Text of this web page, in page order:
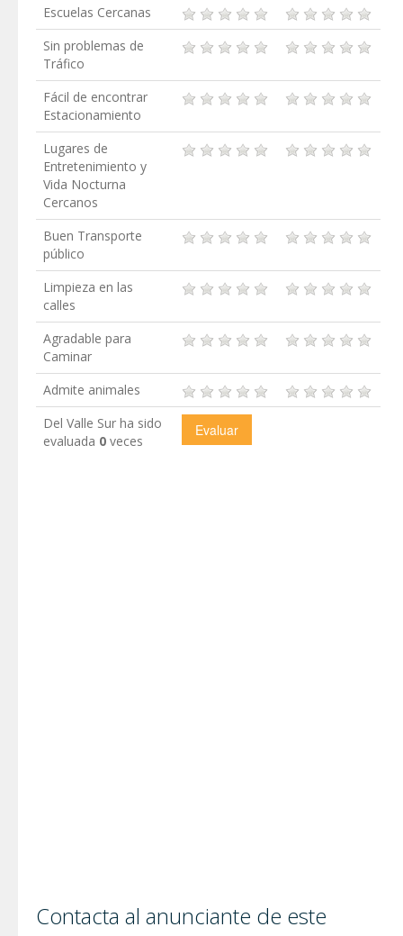
Escuelas Cercanas
Sin problemas de
Tráfico
Fácil de encontrar
Estacionamiento
Lugares de
Entretenimiento y
Vida Nocturna
Cercanos
Buen Transporte
público
Limpieza en las
calles
Agradable para
Caminar
Admite animales
Del Valle Sur ha sido
evaluada 0 veces
Contacta al anunciante de este